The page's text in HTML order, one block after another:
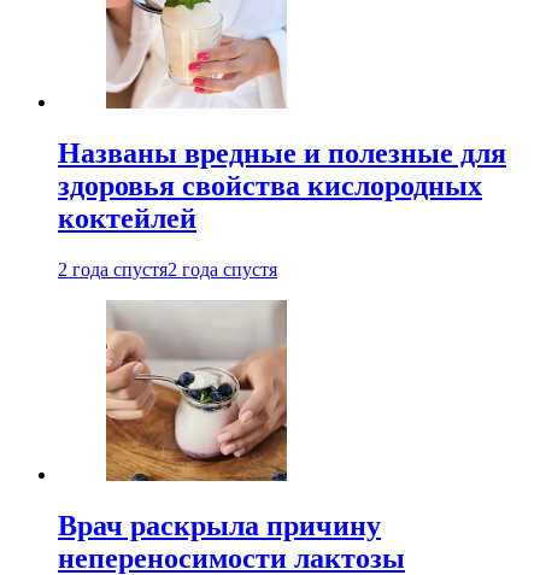
Названы вредные и полезные для
здоровья свойства кислородных
коктейлей
2 года спустя2 года спустя
Врач раскрыла причину
непереносимости лактозы